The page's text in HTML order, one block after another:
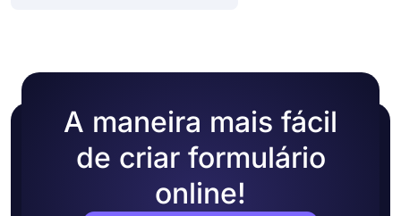
A maneira mais fácil
de criar formulário
online!